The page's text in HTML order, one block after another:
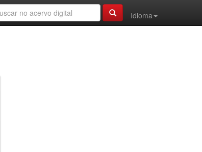
Idioma